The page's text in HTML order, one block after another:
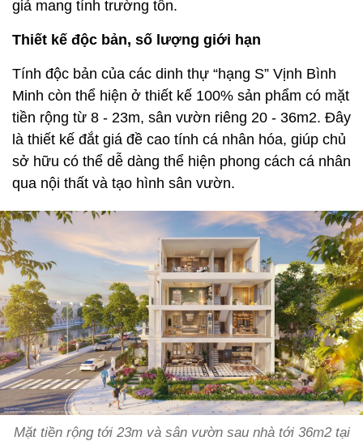
giả mang tính trường tồn.
Thiết kế độc bản, số lượng giới hạn
Tính độc bản của các dinh thự “hạng S” Vịnh Bình
Minh còn thể hiện ở thiết kế 100% sản phẩm có mặt
tiền rộng từ 8 - 23m, sân vườn riêng 20 - 36m2. Đây
là thiết kế đắt giá đề cao tính cá nhân hóa, giúp chủ
sở hữu có thể dễ dàng thể hiện phong cách cá nhân
qua nội thất và tạo hình sân vườn.
Mặt tiền rộng tới 23m và sân vườn sau nhà tới 36m2 tại